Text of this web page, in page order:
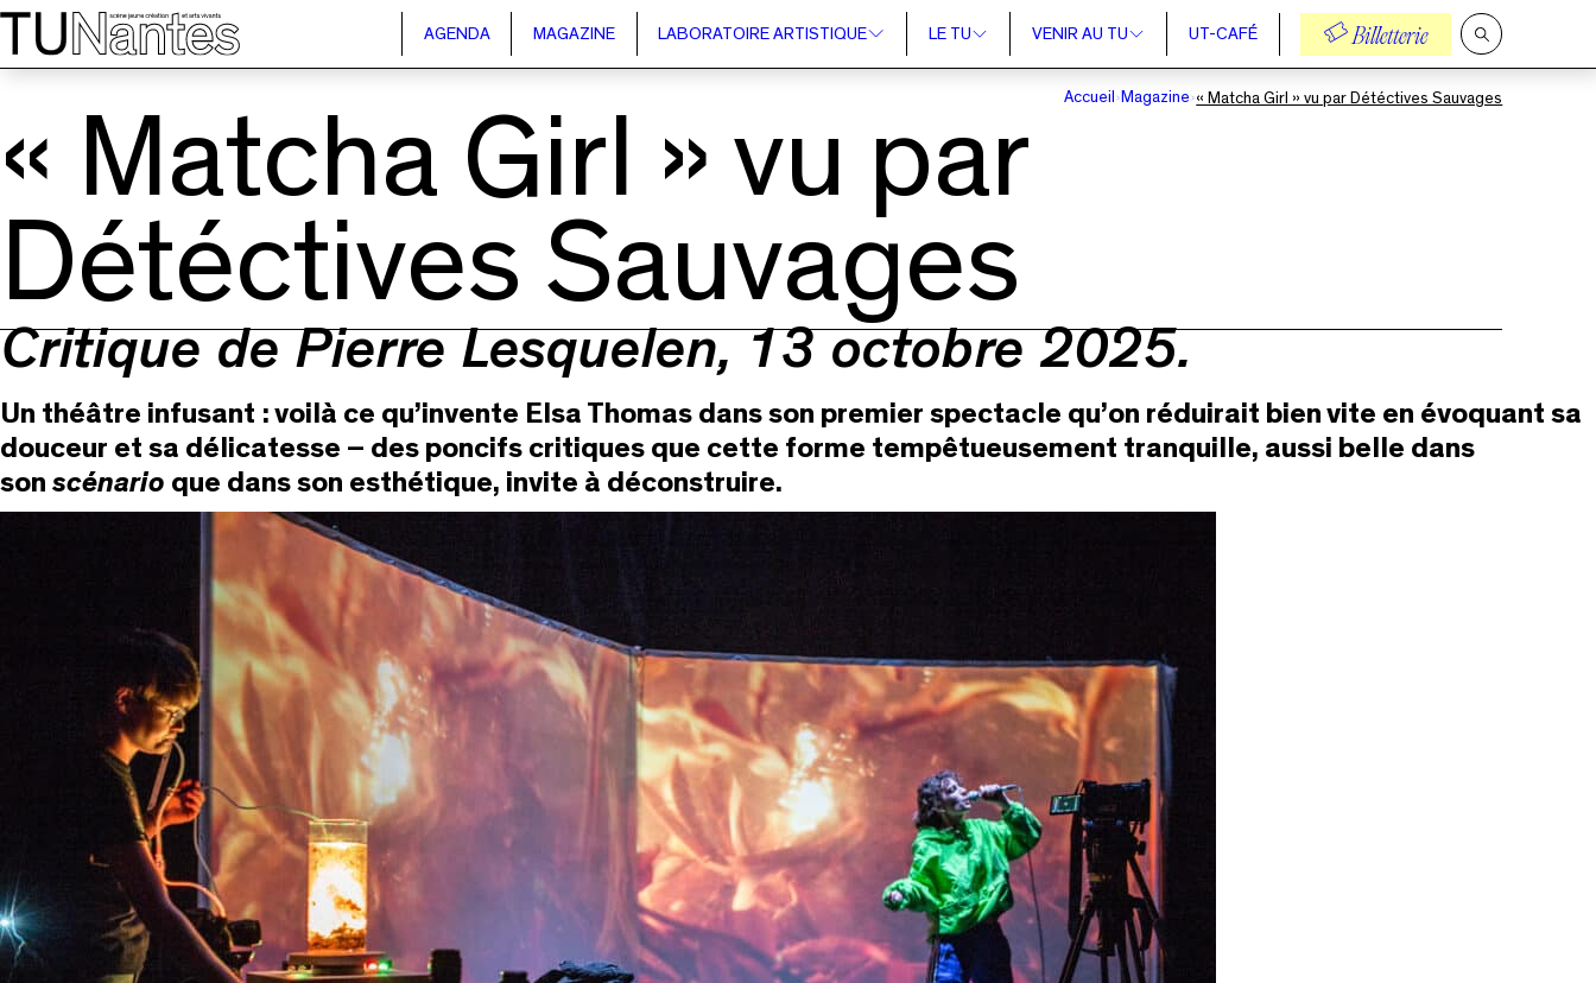
Passer directement à la navigation
Passer directement au contenu principal
AGENDA MAGAZINE LABORATOIRE ARTISTIQUE LE TU VENIR AU TU UT-CAFÉ Billetterie
Ouvrir
la
recherche
Accueil
Magazine « Matcha Girl » vu par Détéctives Sauvages
« Matcha Girl » vu par
Détéctives Sauvages
Critique de Pierre Lesquelen, 13 octobre 2025.
Un théâtre infusant : voilà ce qu’invente Elsa Thomas dans son premier spectacle qu’on réduirait bien vite en évoquant sa
douceur et sa délicatesse – des poncifs critiques que cette forme tempêtueusement tranquille, aussi belle dans
son scénario que dans son esthétique, invite à déconstruire.